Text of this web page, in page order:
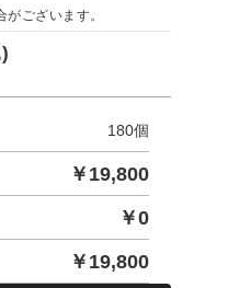
ございます。
180個
￥ 19,800
￥0
￥ 19,800